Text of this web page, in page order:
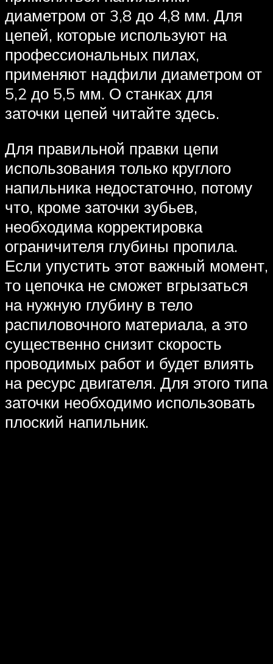
диаметром от 3,8 до 4,8 мм. Для
цепей, которые используют на
профессиональных пилах,
применяют надфили диаметром от
5,2 до 5,5 мм. О станках для
заточки цепей читайте здесь.
Для правильной правки цепи
использования только круглого
напильника недостаточно, потому
что, кроме заточки зубьев,
необходима корректировка
ограничителя глубины пропила.
Если упустить этот важный момент,
то цепочка не сможет вгрызаться
на нужную глубину в тело
распиловочного материала, а это
существенно снизит скорость
проводимых работ и будет влиять
на ресурс двигателя. Для этого типа
заточки необходимо использовать
плоский напильник.